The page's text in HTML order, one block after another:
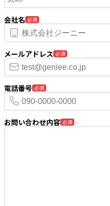
会社名 必須
メールアドレス 必須
電話番号 必須
お問い合わせ内容 必須